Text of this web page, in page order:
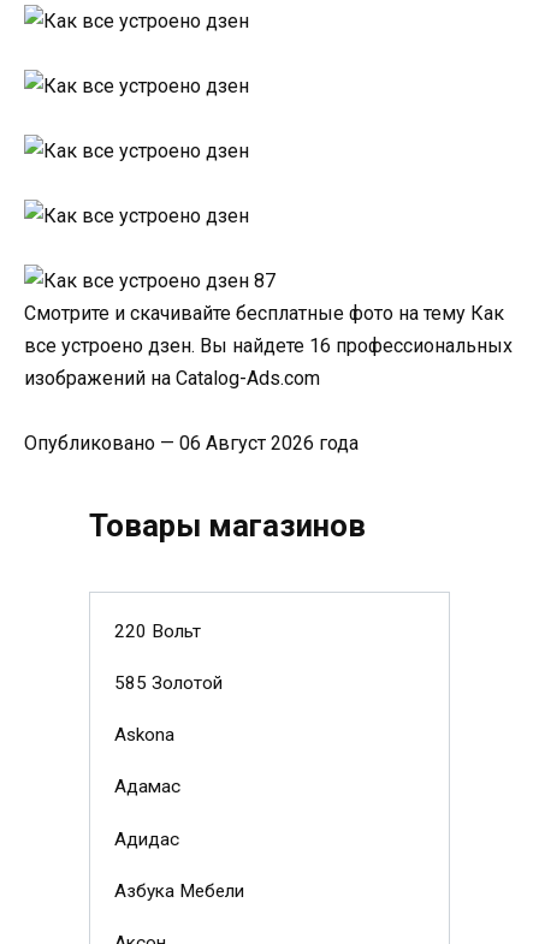
Смотрите и скачивайте бесплатные фото на тему Как
все устроено дзен. Вы найдете 16 профессиональных
изображений на Catalog-Ads.com
Опубликовано — 06 Август 2026 года
Товары магазинов
220 Вольт
585 Золотой
Askona
Адамас
Адидас
Азбука Мебели